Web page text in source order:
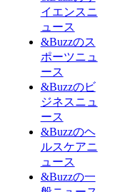
イエンスニ
ュース
&Buzzのス
ポーツニュ
ース
&Buzzのビ
ジネスニュ
ース
&Buzzのヘ
ルスケアニ
ュース
&Buzzの一